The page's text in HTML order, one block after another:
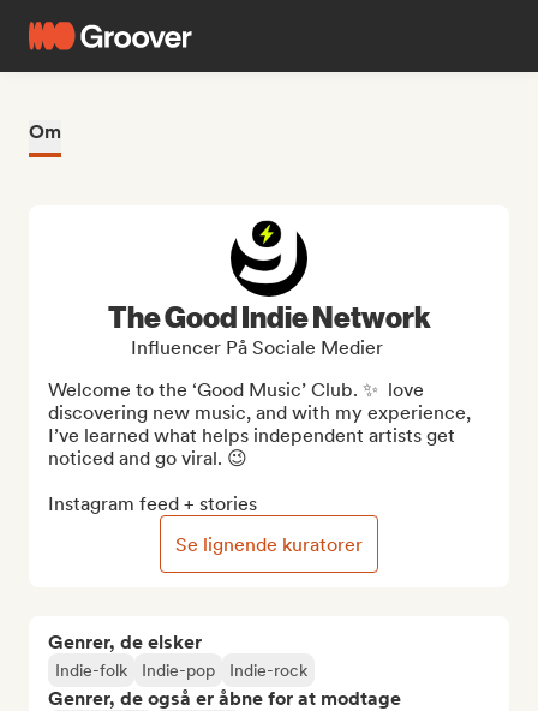
Om
Genrer, de elsker
Indie-folk Indie-pop Indie-rock
Genrer, de også er åbne for at modtage
The Good Indie Network
Influencer På Sociale Medier
Welcome to the ‘Good Music’ Club. ✨  love
discovering new music, and with my experience,
I’ve learned what helps independent artists get
noticed and go viral. 😉
Instagram feed + stories
Se lignende kuratorer